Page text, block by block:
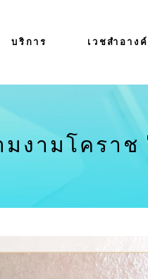
บริการ เวชสำอางค์
งามโคราช